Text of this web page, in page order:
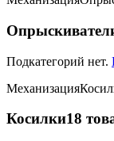
Подкатегорий нет.
Механизация
Косилки18